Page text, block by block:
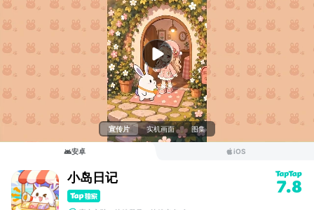
宣传片 实机画面 图集
安卓 iOS
小岛日记 7.8